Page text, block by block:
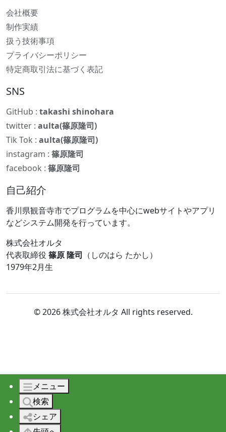
会社概要
制作実績
扱う技術事項
プライバシーポリシー
特定商取引法に基づく表記
SNS
GitHub : takashi shinohara
twitter : aulta(篠原隆司)
Tik Tok : aulta(篠原隆司)
instagram : 篠原隆司
facebook : 篠原隆司
自己紹介
香川県観音寺市でプログラムを中心にwebサイトやアプリ
などシステム開発を行っています。
株式会社オルタ
代表取締役 篠原 隆司 （しのはら たかし）
1979年2月生
© 2026 株式会社オルタ All rights reserved.
メニュー
検索
シェア